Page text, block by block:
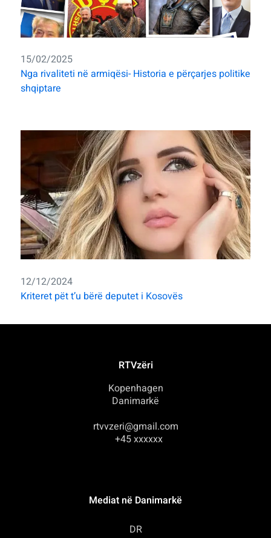
15/02/2025
Nga rivaliteti në armiqësi- Historia e përçarjes politike
shqiptare
12/12/2024
Kriteret pët t’u bërë deputet i Kosovës
RTVzëri
Kopenhagen
Danimarkë
rtvvzeri@gmail.com
+45 xxxxxx
Mediat në Danimarkë
DR